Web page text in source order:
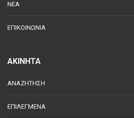
ΝΕΑ
ΕΠΙΚΟΙΝΩΝΙΑ
ΑΚΙΝΗΤΑ
ΑΝΑΖΗΤΗΣΗ
ΕΠΙΛΕΓΜΕΝΑ